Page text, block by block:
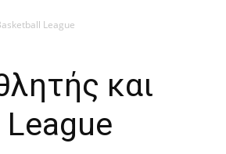
League
και